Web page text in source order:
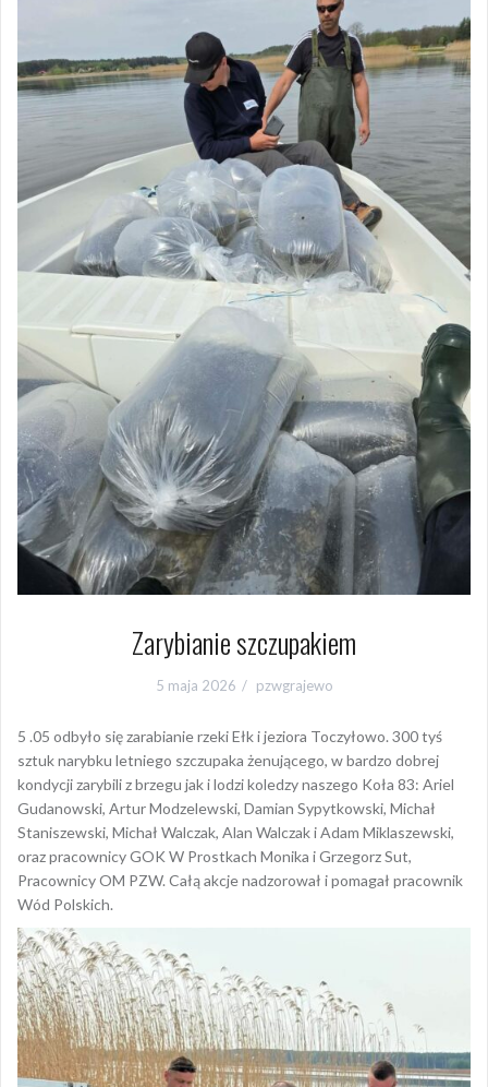
Zarybianie szczupakiem
5 maja 2026 pzwgrajewo
5 .05 odbyło się zarabianie rzeki Ełk i jeziora Toczyłowo. 300 tyś
sztuk narybku letniego szczupaka żenującego, w bardzo dobrej
kondycji zarybili z brzegu jak i lodzi koledzy naszego Koła 83: Ariel
Gudanowski, Artur Modzelewski, Damian Sypytkowski, Michał
Staniszewski, Michał Walczak, Alan Walczak i Adam Miklaszewski,
oraz pracownicy GOK W Prostkach Monika i Grzegorz Sut,
Pracownicy OM PZW. Całą akcje nadzorował i pomagał pracownik
Wód Polskich.